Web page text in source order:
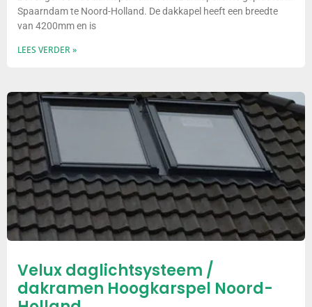
Spaarndam te Noord-Holland. De dakkapel heeft een breedte
van 4200mm en is
LEES VERDER »
Velux daglichtsysteem /
dakramen Hoogkarspel Noord-